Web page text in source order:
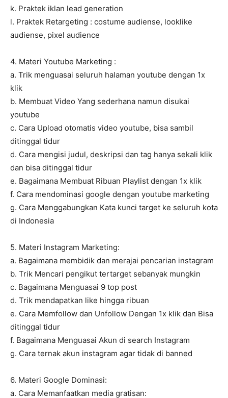
k. Praktek iklan lead generation
l. Praktek Retargeting : costume audiense, looklike
audiense, pixel audience
4. Materi Youtube Marketing :
a. Trik menguasai seluruh halaman youtube dengan 1x
klik
b. Membuat Video Yang sederhana namun disukai
youtube
c. Cara Upload otomatis video youtube, bisa sambil
ditinggal tidur
d. Cara mengisi judul, deskripsi dan tag hanya sekali klik
dan bisa ditinggal tidur
e. Bagaimana Membuat Ribuan Playlist dengan 1x klik
f. Cara mendominasi google dengan youtube marketing
g. Cara Menggabungkan Kata kunci target ke seluruh kota
di Indonesia
5. Materi Instagram Marketing:
a. Bagaimana membidik dan merajai pencarian instagram
b. Trik Mencari pengikut tertarget sebanyak mungkin
c. Bagaimana Menguasai 9 top post
d. Trik mendapatkan like hingga ribuan
e. Cara Memfollow dan Unfollow Dengan 1x klik dan Bisa
ditinggal tidur
f. Bagaimana Menguasai Akun di search Instagram
g. Cara ternak akun instagram agar tidak di banned
6. Materi Google Dominasi:
a. Cara Memanfaatkan media gratisan: